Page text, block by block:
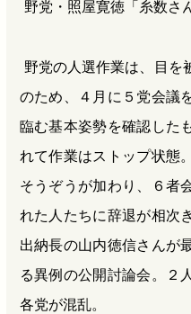
野党・照屋寛徳「糸数さ
野党の人選作業は、目を
のため、４月に５党会議
臨む基本姿勢を確認した
れて作業はストップ状態
そうぞうが加わり、６者
れた人たちに辞退が相次
出納長の山内徳信さんが
る異例の公開討論会。２
各党が混乱。